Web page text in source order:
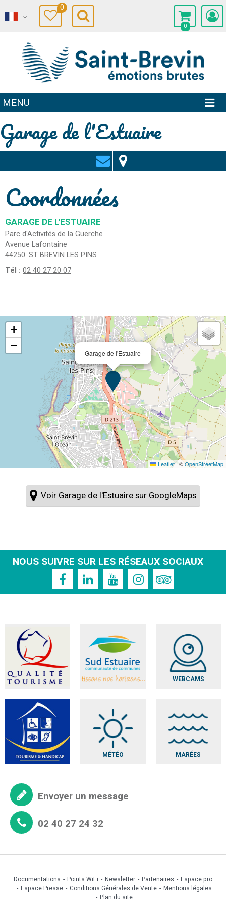
0
0
MENU
Garage de l'Estuaire
Coordonnées
GARAGE DE L'ESTUAIRE
Parc d'Activités de la Guerche
Avenue Lafontaine
44250 ST BREVIN LES PINS
Tél : 02 40 27 20 07
Garage de l'Estuaire
+
−
Leaflet| ©OpenStreetMap
Voir Garage de l'Estuaire sur GoogleMaps
NOUS SUIVRE SUR LES RÉSEAUX SOCIAUX
WEBCAMS
MÉTÉO MARÉES
Envoyer un message
02 40 27 24 32
Documentations Points WiFi Newsletter Partenaires
Espace pro
Espace Presse
Conditions Générales de Vente
Mentions légales
Plan du site